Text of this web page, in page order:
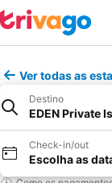
Ver todas as
Destino
EDEN Private
Check-in/out
Escolha as